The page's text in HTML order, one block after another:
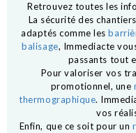
Retrouvez toutes les
La sécurité des
adaptés comme les
balisage, Immediacte
passants tout
Pour valoriser vos
promotionnel, une
thermographique.
vos
Enfin, que ce soit pour un